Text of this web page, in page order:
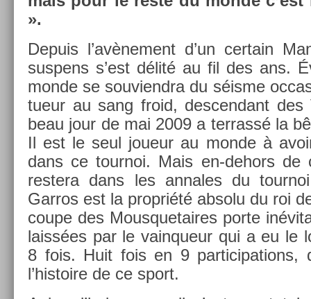
».
De­puis l’avène­ment d’un cer­tain
sus­pens s’est délité au fil des ans.
monde se souviendra du séisme
tueur au sang froid, de­scen­dant
beau jour de mai 2009 a ter­rassé la
Il est le seul joueur au monde à
dans ce tour­noi. Mais en-dehors de
re­stera dans les an­nales du
Garros est la pro­priété ab­solu du roi
coupe des Mous­quetaires porte
laissées par le vain­queur qui a eu le
8 fois. Huit fois en 9 par­ticipa­tions,
l’his­toire de ce sport.